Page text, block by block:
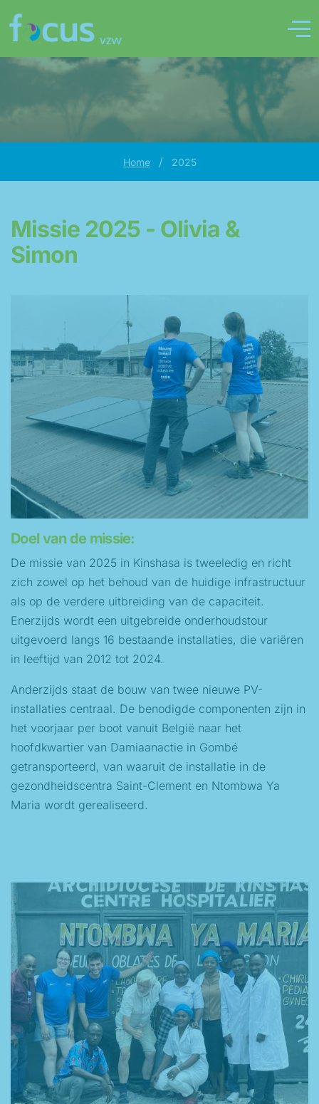
Home / 2025
Missie 2025 - Olivia &
Simon
Doel van de missie:
De missie van 2025 in Kinshasa is tweeledig en richt
zich zowel op het behoud van de huidige infrastructuur
als op de verdere uitbreiding van de capaciteit.
Enerzijds wordt een uitgebreide onderhoudstour
uitgevoerd langs 16 bestaande installaties, die variëren
in leeftijd van 2012 tot 2024.
Anderzijds staat de bouw van twee nieuwe PV-
installaties centraal. De benodigde componenten zijn in
het voorjaar per boot vanuit België naar het
hoofdkwartier van Damiaanactie in Gombé
getransporteerd, van waaruit de installatie in de
gezondheidscentra Saint-Clement en Ntombwa Ya
Maria wordt gerealiseerd.